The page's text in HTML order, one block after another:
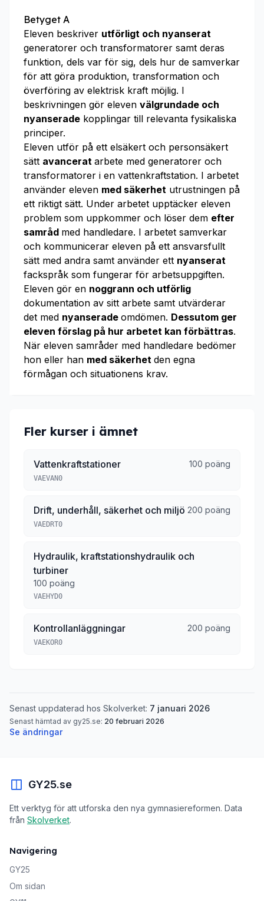
Betyget A
Eleven beskriver utförligt och nyanserat
generatorer och transformatorer samt deras
funktion, dels var för sig, dels hur de samverkar
för att göra produktion, transformation och
överföring av elektrisk kraft möjlig. I
beskrivningen gör eleven välgrundade och
nyanserade kopplingar till relevanta fysikaliska
principer.
Eleven utför på ett elsäkert och personsäkert
sätt avancerat arbete med generatorer och
transformatorer i en vattenkraftstation. I arbetet
använder eleven med säkerhet utrustningen på
ett riktigt sätt. Under arbetet upptäcker eleven
problem som uppkommer och löser dem efter
samråd med handledare. I arbetet samverkar
och kommunicerar eleven på ett ansvarsfullt
sätt med andra samt använder ett nyanserat
fackspråk som fungerar för arbetsuppgiften.
Eleven gör en noggrann och utförlig
dokumentation av sitt arbete samt utvärderar
det med nyanserade omdömen. Dessutom ger
eleven förslag på hur arbetet kan förbättras.
När eleven samråder med handledare bedömer
hon eller han med säkerhet den egna
förmågan och situationens krav.
Fler kurser i ämnet
Vattenkraftstationer 100 poäng
VAEVAN0
Drift, underhåll, säkerhet och miljö 200 poäng
VAEDRT0
Hydraulik, kraftstationshydraulik och
turbiner
100 poäng
VAEHYD0
Kontrollanläggningar 200 poäng
VAEKOR0
Senast uppdaterad hos Skolverket: 7 januari 2026
Senast hämtad av gy25.se: 20 februari 2026
Se ändringar
GY25.se
Ett verktyg för att utforska den nya gymnasiereformen. Data
från Skolverket.
Navigering
GY25
Om sidan